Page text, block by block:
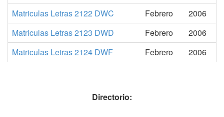
Matriculas Letras 2122 DWC
Febrero
2006
Matriculas Letras 2123 DWD
Febrero
2006
Matriculas Letras 2124 DWF
Febrero 2006
Directorio: